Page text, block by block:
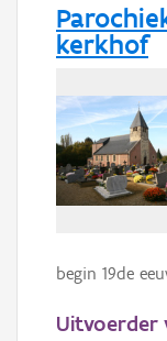
kerkhof
begin 19de
Uitvoerder